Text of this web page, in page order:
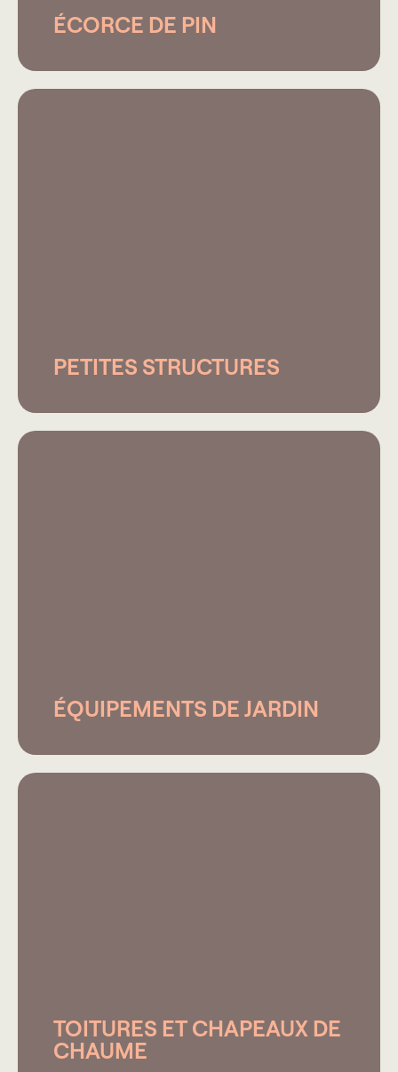
ÉCORCE DE PIN
PETITES STRUCTURES
ÉQUIPEMENTS DE JARDIN
TOITURES ET CHAPEAUX DE
CHAUME